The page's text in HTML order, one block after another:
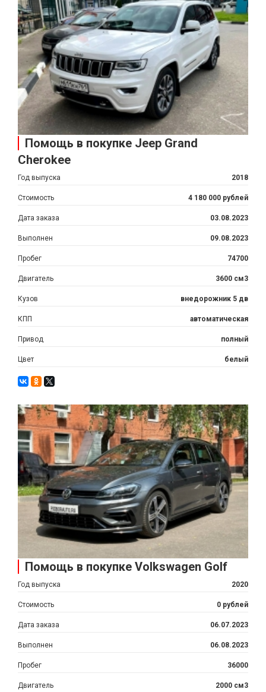
Помощь в покупке Jeep Grand
Cherokee
Год выпуска 2018
Стоимость 4 180 000 рублей
Дата заказа 03.08.2023
Выполнен 09.08.2023
Пробег 74700
Двигатель 3600 см3
Кузов внедорожник 5 дв
КПП автоматическая
Привод полный
Цвет белый
Помощь в покупке Volkswagen Golf
Год выпуска 2020
Стоимость 0 рублей
Дата заказа 06.07.2023
Выполнен 06.08.2023
Пробег 36000
Двигатель 2000 см3